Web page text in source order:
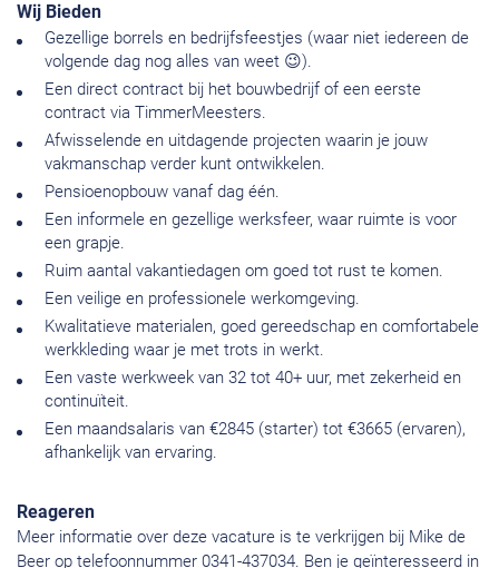
Wij Bieden
Gezellige borrels en bedrijfsfeestjes (waar niet iedereen de
volgende dag nog alles van weet 😉).
Een direct contract bij het bouwbedrijf of een eerste
contract via TimmerMeesters.
Afwisselende en uitdagende projecten waarin je jouw
vakmanschap verder kunt ontwikkelen.
Pensioenopbouw vanaf dag één.
Een informele en gezellige werksfeer, waar ruimte is voor
een grapje.
Ruim aantal vakantiedagen om goed tot rust te komen.
Een veilige en professionele werkomgeving.
Kwalitatieve materialen, goed gereedschap en comfortabele
werkkleding waar je met trots in werkt.
Een vaste werkweek van 32 tot 40+ uur, met zekerheid en
continuïteit.
Een maandsalaris van €2845 (starter) tot €3665 (ervaren),
afhankelijk van ervaring.
Reageren
Meer informatie over deze vacature is te verkrijgen bij Mike de
Beer op telefoonnummer 0341-437034. Ben je geïnteresseerd in